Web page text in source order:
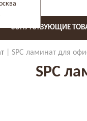
СОПУТСТВУЮЩИЕ
SPC ламинат для
SPC